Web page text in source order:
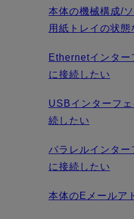
本体の機械構成/
用紙トレイの状
Ethernetインター
に接続したい
USBインターフ
続したい
パラレルインター
に接続したい
本体のEメールア